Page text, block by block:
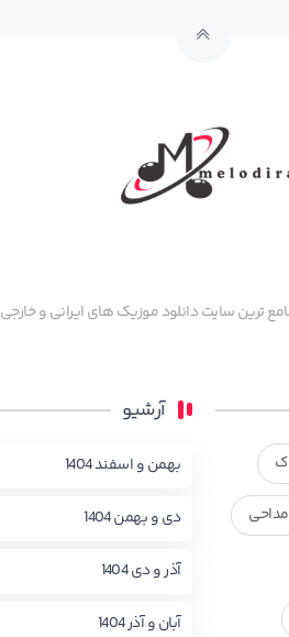
ترین سایت دانلود موزیک های ایرانی و خارجی
مداحی
آرشیو
بهمن و اسفند 1404
دی و بهمن 1404
آذر و دی 1404
آبان و آذر 1404